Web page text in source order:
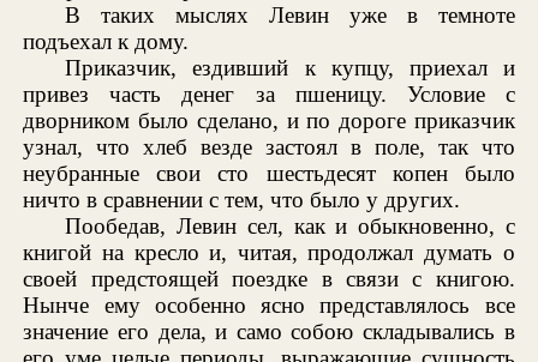
В таких мыслях Левин уже в темноте
подъехал к дому.
Приказчик, ездивший к купцу, приехал и
привез часть денег за пшеницу. Условие с
дворником было сделано, и по дороге приказчик
узнал, что хлеб везде застоял в поле, так что
неубранные свои сто шестьдесят копен было
ничто в сравнении с тем, что было у других.
Пообедав, Левин сел, как и обыкновенно, с
книгой на кресло и, читая, продолжал думать о
своей предстоящей поездке в связи с книгою.
Нынче ему особенно ясно представлялось все
значение его дела, и само собою складывались в